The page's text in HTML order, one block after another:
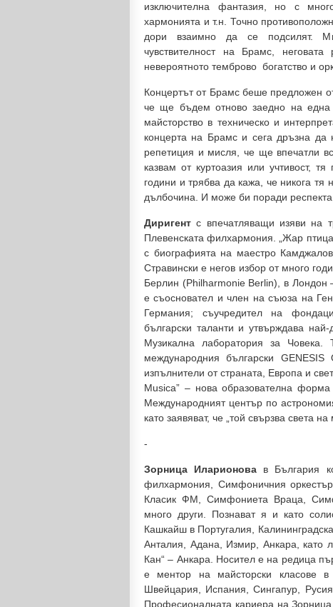
изключителна фантазия, но с
хармонията и т.н. Точно
дори взаимно да се подсилят.
чувствителност на Брамс,
невероятното темброво богатство и
Концертът от Брамс беше предложен
че ще бъдем отново заедно на
майсторство в техническо и
концерта на Брамс и сега дръзна
репетиция и мисля, че ще впечатли
казвам от куртоазия или учтивост,
години и трябва да кажа, че никога тя
дълбочина. И може би поради
Диригент с впечатляващи изяви на
Плевенската филхармония. „Жар
с биографията на маестро
Стравински е негов избор от много
Берлин (Philharmonie Berlin), в Лондон
е съосновател и член на съюза на
Германия; съучредител на
български таланти и утвърждава
Музикална лаборатория за
международния български GENESIS
изпълнители от страната, Европа и
Musica” – нова образователна
Международният център по
като заявяват, че „той свързва света
-
Зорница Иларионова в България
филхармония, Симфоничния
Класик ФМ, Симфониета Враца,
много други. Познават я и като
Кашкайш в Португалия,
Анталия, Адана, Измир, Анкара, като
Кан“ – Анкара. Носител е на редица
е ментор на майсторски класове
Швейцария, Испания, Сингапур,
Професионалната кариера на